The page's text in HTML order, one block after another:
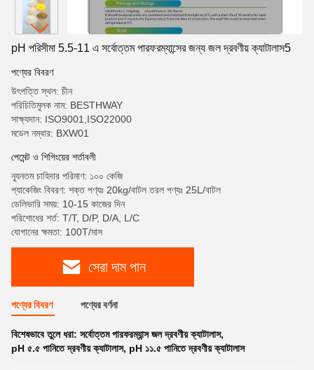
pH পরিসীমা 5.5-11 এ সর্বোত্তম পারফরম্যান্সের জন্য জল দ্রবণীয় ক্যাটালাস5
পণ্যের বিবরণ
উৎপত্তি স্থল: চীন
পরিচিতিমুলক নাম: BESTHWAY
সাক্ষ্যদান: ISO9001,ISO22000
মডেল নম্বার: BXW01
পেমেন্ট ও শিপিংয়ের শর্তাবলী
ন্যূনতম চাহিদার পরিমাণ: ১০০ কেজি
প্যাকেজিং বিবরণ: শক্ত পণ্যঃ 20kg/বাটল তরল পণ্যঃ 25L/বাটল
ডেলিভারি সময়: 10-15 কাজের দিন
পরিশোধের শর্ত: T/T, D/P, D/A, L/C
যোগানের ক্ষমতা: 100T/মাস
সেরা দাম পান
পণ্যের বিবরণ পণ্যের বর্ণনা
বিশেষভাবে তুলে ধরা: সর্বোত্তম পারফরম্যান্স জল দ্রবণীয় ক্যাটালাস,
pH ৫.৫ পানিতে দ্রবণীয় ক্যাটালাস, pH ১১.৫ পানিতে দ্রবণীয় ক্যাটালাস